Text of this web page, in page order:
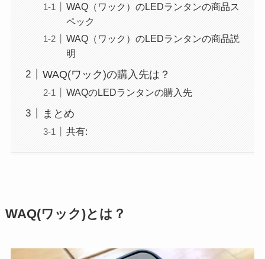
WAQ（ワック）のLEDランタンの商品ス
ペック
WAQ（ワック）のLEDランタンの商品説
明
WAQ(ワック)の購入先は？
WAQのLEDランタンの購入先
まとめ
共有:
WAQ(ワック)とは？